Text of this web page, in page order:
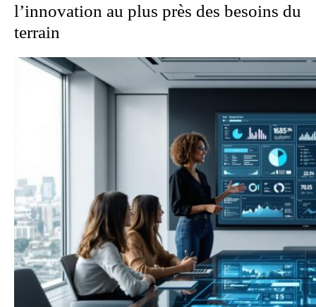
l’innovation au plus près des besoins du
terrain